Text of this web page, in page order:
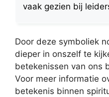
vaak gezien bij
Door deze symboliek
dieper in onszelf te
betekenissen van ons
Voor meer informatie
betekenis binnen